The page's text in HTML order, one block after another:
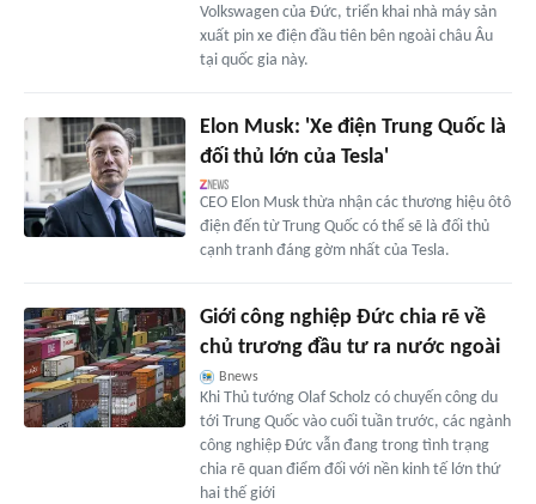
Volkswagen của Đức, triển khai nhà máy sản
xuất pin xe điện đầu tiên bên ngoài châu Âu
tại quốc gia này.
Elon Musk: 'Xe điện Trung Quốc là
đối thủ lớn của Tesla'
CEO Elon Musk thừa nhận các thương hiệu ôtô
điện đến từ Trung Quốc có thể sẽ là đối thủ
cạnh tranh đáng gờm nhất của Tesla.
Giới công nghiệp Đức chia rẽ về
chủ trương đầu tư ra nước ngoài
Bnews
Khi Thủ tướng Olaf Scholz có chuyến công du
tới Trung Quốc vào cuối tuần trước, các ngành
công nghiệp Đức vẫn đang trong tình trạng
chia rẽ quan điểm đối với nền kinh tế lớn thứ
hai thế giới